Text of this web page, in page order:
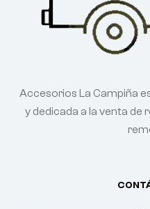
Accesorios La Campiña
y dedicada a la venta de